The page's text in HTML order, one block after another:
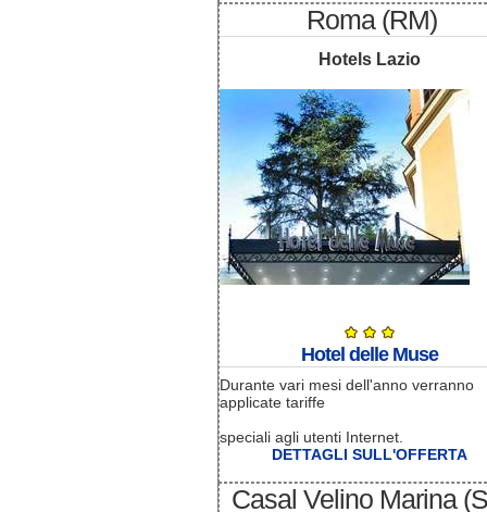
Roma (RM)
Hotels Lazio
Hotel delle Muse
Durante vari mesi dell'anno verranno
applicate tariffe
speciali agli utenti Internet.
DETTAGLI SULL'OFFERTA
Casal Velino Marina